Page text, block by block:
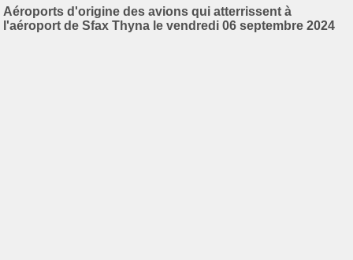
Aéroports d'origine des avions qui atterrissent à
l'aéroport de Sfax Thyna le vendredi 06 septembre 2024